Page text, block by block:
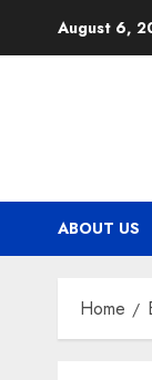
August 6,
ABOUT US
Home